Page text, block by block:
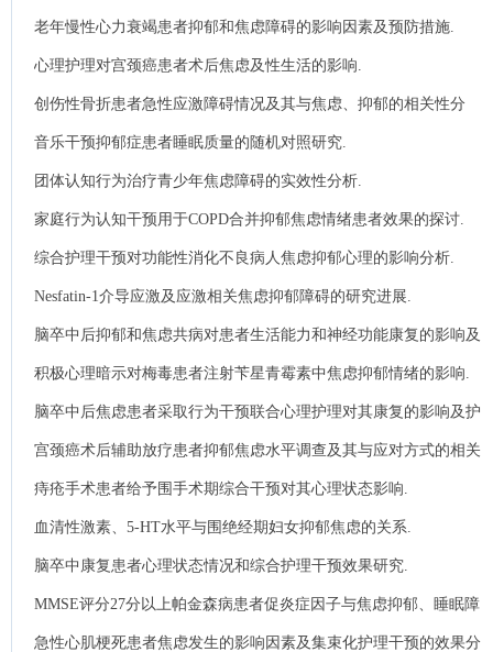
绪的影响.
老年慢性心力衰竭患者抑郁和焦虑障碍的影响因素及预防措施.
心理护理对宫颈癌患者术后焦虑及性生活的影响.
创伤性骨折患者急性应激障碍情况及其与焦虑、抑郁的相关性分
析.
音乐干预抑郁症患者睡眠质量的随机对照研究.
团体认知行为治疗青少年焦虑障碍的实效性分析.
家庭行为认知干预用于COPD合并抑郁焦虑情绪患者效果的探讨.
综合护理干预对功能性消化不良病人焦虑抑郁心理的影响分析.
Nesfatin-1介导应激及应激相关焦虑抑郁障碍的研究进展.
脑卒中后抑郁和焦虑共病对患者生活能力和神经功能康复的影响及
护理对策.
积极心理暗示对梅毒患者注射苄星青霉素中焦虑抑郁情绪的影响.
脑卒中后焦虑患者采取行为干预联合心理护理对其康复的影响及护
理效果.
宫颈癌术后辅助放疗患者抑郁焦虑水平调查及其与应对方式的相关
性分析.
痔疮手术患者给予围手术期综合干预对其心理状态影响.
血清性激素、5-HT水平与围绝经期妇女抑郁焦虑的关系.
脑卒中康复患者心理状态情况和综合护理干预效果研究.
MMSE评分27分以上帕金森病患者促炎症因子与焦虑抑郁、睡眠障
碍间及疲劳的相关性分析.
急性心肌梗死患者焦虑发生的影响因素及集束化护理干预的效果分